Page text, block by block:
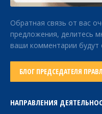
Обратная связь от вас
предложения, делитесь
ваши комментарии
БЛОГ ПРЕДСЕДАТЕЛЯ
НАПРАВЛЕНИЯ